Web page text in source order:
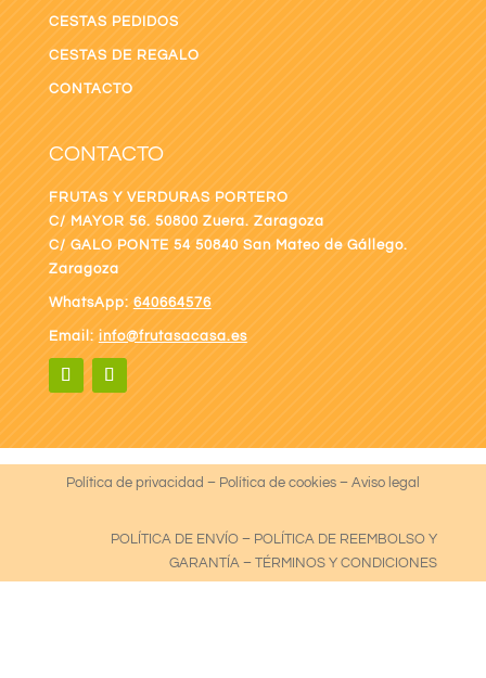
CESTAS PEDIDOS
CESTAS DE REGALO
CONTACTO
CONTACTO
FRUTAS Y VERDURAS PORTERO
C/ MAYOR 56. 50800 Zuera. Zaragoza
C/ GALO PONTE 54 50840 San Mateo de Gállego.
Zaragoza
WhatsApp: 640664576
Email: info@frutasacasa.es
Política de privacidad – Política de cookies– Aviso legal
POLÍTICA DE ENVÍO – POLÍTICA DE REEMBOLSO Y
GARANTÍA –TÉRMINOS Y CONDICIONES